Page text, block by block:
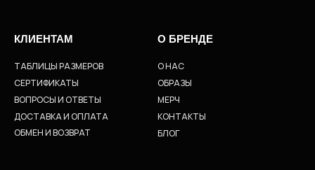
ОБРАЗЫ
О НАС
КОНТАКТЫ
МЕРЧ
БЛОГ
КЛИЕНТАМ
СЕРТИФИКАТЫ
ТАБЛИЦЫ РАЗМЕРОВ
ОБМЕН И ВОЗВРАТ
ДОСТАВКА И ОПЛАТА
ВОПРОСЫ И ОТВЕТЫ
О БРЕНДЕ